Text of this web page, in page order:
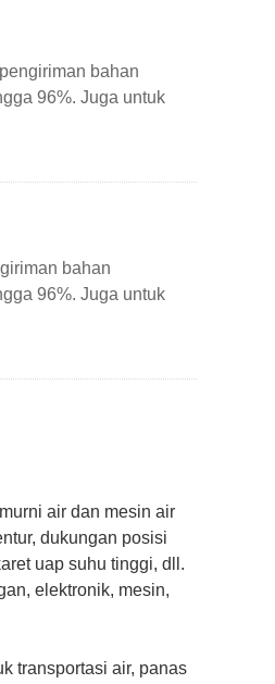
bahan
96%. Juga untuk
bahan
96%. Juga untuk
air dan mesin air
dukungan posisi
uap suhu tinggi, dll.
elektronik, mesin,
transportasi air, panas